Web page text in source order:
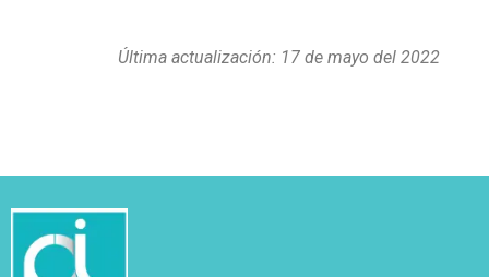
Última actualización: 17 de mayo del 2022